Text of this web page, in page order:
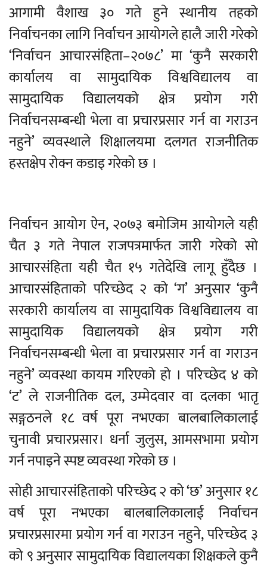
आगामी वैशाख ३० गते हुने स्थानीय तहको
निर्वाचनका लागि निर्वाचन आयोगले हालै जारी गरेको
‘निर्वाचन आचारसंहिता–२०७८’ मा ‘कुनै सरकारी
कार्यालय वा सामुदायिक विश्वविद्यालय वा
सामुदायिक विद्यालयको क्षेत्र प्रयोग गरी
निर्वाचनसम्बन्धी भेला वा प्रचारप्रसार गर्न वा गराउन
नहुने’ व्यवस्थाले शिक्षालयमा दलगत राजनीतिक
हस्तक्षेप रोक्न कडाइ गरेको छ ।
निर्वाचन आयोग ऐन, २०७३ बमोजिम आयोगले यही
चैत ३ गते नेपाल राजपत्रमार्फत जारी गरेको सो
आचारसंहिता यही चैत १५ गतेदेखि लागू हुँदैछ ।
आचारसंहिताको परिच्छेद २ को ‘ग’ अनुसार ‘कुनै
सरकारी कार्यालय वा सामुदायिक विश्वविद्यालय वा
सामुदायिक विद्यालयको क्षेत्र प्रयोग गरी
निर्वाचनसम्बन्धी भेला वा प्रचारप्रसार गर्न वा गराउन
नहुने’ व्यवस्था कायम गरिएको हो । परिच्छेद ४ को
‘ट’ ले राजनीतिक दल, उम्मेदवार वा दलका भातृ
सङ्गठनले १८ वर्ष पूरा नभएका बालबालिकालाई
चुनावी प्रचारप्रसार। धर्ना जुलुस, आमसभामा प्रयोग
गर्न नपाइने स्पष्ट व्यवस्था गरेको छ ।
सोही आचारसंहिताको परिच्छेद २ को ‘छ’ अनुसार १८
वर्ष पूरा नभएका बालबालिकालाई निर्वाचन
प्रचारप्रसारमा प्रयोग गर्न वा गराउन नहुने, परिच्छेद ३
को ९ अनुसार सामुदायिक विद्यालयका शिक्षकले कुनै